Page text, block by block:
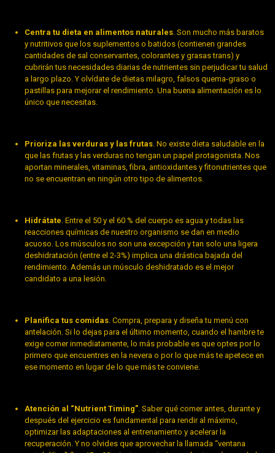
Centra tu dieta en alimentos naturales. Son mucho más baratos
y nutritivos que los suplementos o batidos (contienen grandes
cantidades de sal conservantes, colorantes y grasas trans) y
cubrirán tus necesidades diarias de nutrientes sin perjudicar tu salud
a largo plazo. Y olvídate de dietas milagro, falsos quema-graso o
pastillas para mejorar el rendimiento. Una buena alimentación es lo
único que necesitas.
Prioriza las verduras y las frutas. No existe dieta saludable en la
que las frutas y las verduras no tengan un papel protagonista. Nos
aportan minerales, vitaminas, fibra, antioxidantes y fitonutrientes que
no se encuentran en ningún otro tipo de alimentos.
Hidrátate. Entre el 50 y el 60 % del cuerpo es agua y todas las
reacciones químicas de nuestro organismo se dan en medio
acuoso. Los músculos no son una excepción y tan solo una ligera
deshidratación (entre el 2-3%) implica una drástica bajada del
rendimiento. Además un músculo deshidratado es el mejor
candidato a una lesión.
Planifica tus comidas. Compra, prepara y diseña tu menú con
antelación. Si lo dejas para el último momento, cuando el hambre te
exige comer inmediatamente, lo más probable es que optes por lo
primero que encuentres en la nevera o por lo que más te apetece en
ese momento en lugar de lo que más te conviene.
Atención al “Nutrient Timing”. Saber qué comer antes, durante y
después del ejercicio es fundamental para rendir al máximo,
optimizar las adaptaciones al entrenamiento y acelerar la
recuperación. Y no olvides que aprovechar la llamada “ventana